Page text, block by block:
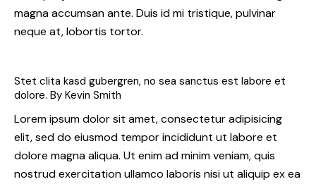
magna accumsan ante. Duis id mi tristique, pulvinar
neque at, lobortis tortor.
Stet clita kasd gubergren, no sea sanctus est labore et
dolore. By Kevin Smith
Lorem ipsum dolor sit amet, consectetur adipisicing
elit, sed do eiusmod tempor incididunt ut labore et
dolore magna aliqua. Ut enim ad minim veniam, quis
nostrud exercitation ullamco laboris nisi ut aliquip ex ea